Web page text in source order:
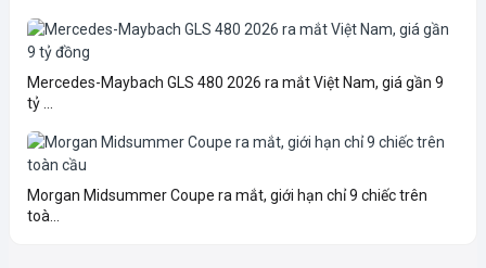
Mercedes-Maybach GLS 480 2026 ra mắt Việt Nam, giá gần 9
tỷ ...
Morgan Midsummer Coupe ra mắt, giới hạn chỉ 9 chiếc trên
toà...